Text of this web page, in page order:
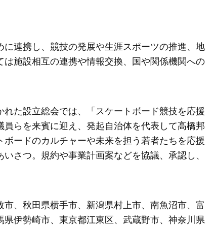
連携し、競技の発展や生涯スポーツの推進、地
施設相互の連携や情報交換、国や関係機関への
た設立総会では、「スケートボード競技を応援
らを来賓に迎え、発起自治体を代表して高橋邦
ードのカルチャーや未来を担う若者たちを応援
さつ。規約や事業計画案などを協議、承認し、
、秋田県横手市、新潟県村上市、南魚沼市、富
伊勢崎市、東京都江東区、武蔵野市、神奈川県